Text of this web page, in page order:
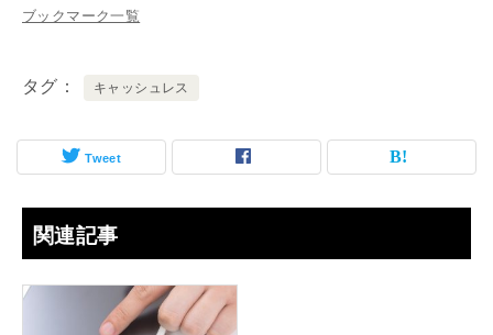
ブックマーク一覧
タグ キャッシュレス
Tweet
関連記事